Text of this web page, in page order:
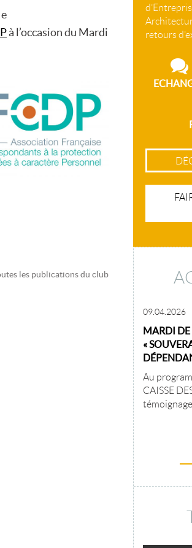
à l’occasion du Mardi
les publications du club
retours
09.04.2026
MARDI DE
«
Au
CAISSE